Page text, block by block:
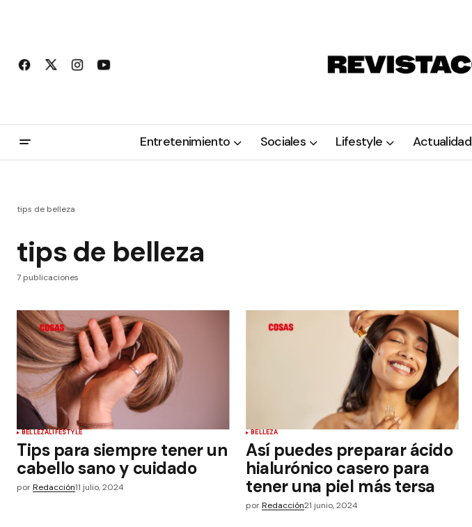
Entretenimiento Sociales Lifestyle Actualidad
tips de belleza
tips de belleza
7 publicaciones
BELLEZALIFESTYLE
Tips para siempre tener un
cabello sano y cuidado
porRedacción11 julio, 2024
BELLEZA
Así puedes preparar ácido
hialurónico casero para
tener una piel más tersa
por Redacción21 junio, 2024